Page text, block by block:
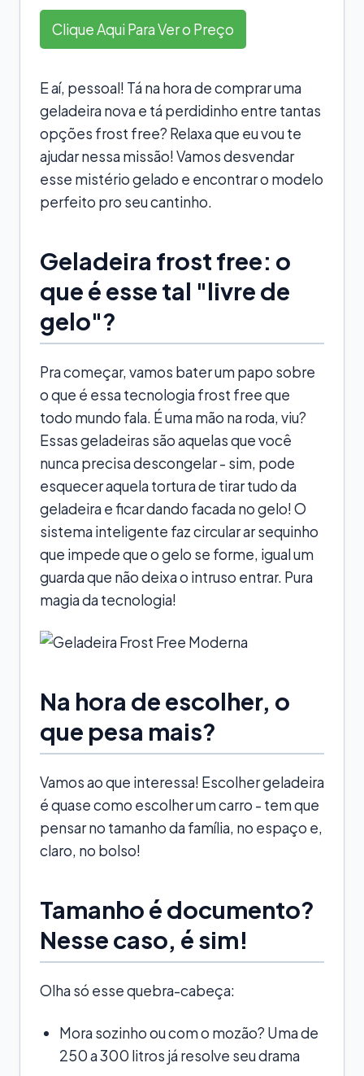
Clique Aqui Para Ver o Preço
E aí, pessoal! Tá na hora de comprar uma
geladeira nova e tá perdidinho entre tantas
opções frost free? Relaxa que eu vou te
ajudar nessa missão! Vamos desvendar
esse mistério gelado e encontrar o modelo
perfeito pro seu cantinho.
Geladeira frost free: o
que é esse tal "livre de
gelo"?
Pra começar, vamos bater um papo sobre
o que é essa tecnologia frost free que
todo mundo fala. É uma mão na roda, viu?
Essas geladeiras são aquelas que você
nunca precisa descongelar - sim, pode
esquecer aquela tortura de tirar tudo da
geladeira e ficar dando facada no gelo! O
sistema inteligente faz circular ar sequinho
que impede que o gelo se forme, igual um
guarda que não deixa o intruso entrar. Pura
magia da tecnologia!
Na hora de escolher, o
que pesa mais?
Vamos ao que interessa! Escolher geladeira
é quase como escolher um carro - tem que
pensar no tamanho da família, no espaço e,
claro, no bolso!
Tamanho é documento?
Nesse caso, é sim!
Olha só esse quebra-cabeça:
Mora sozinho ou com o mozão? Uma de
250 a 300 litros já resolve seu drama